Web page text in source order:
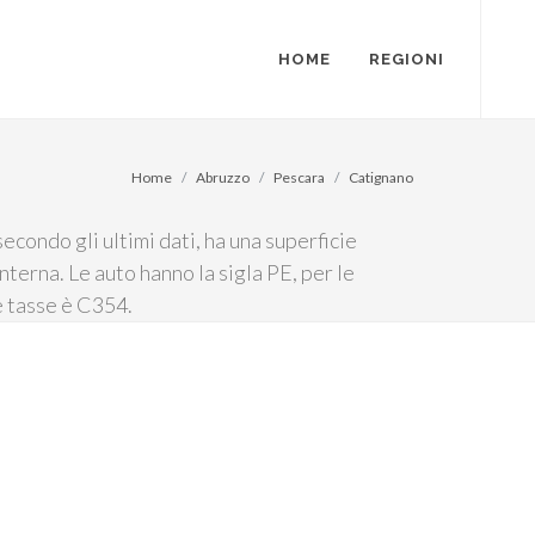
HOME REGIONI
gli ultimi dati, ha una superficie
Le auto hanno la sigla PE, per le
è C354.
Home Abruzzo Pescara Catignano